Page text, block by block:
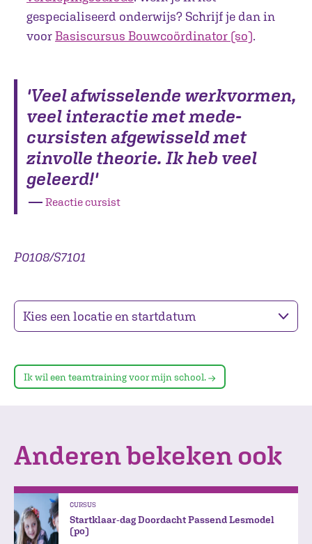
gespecialiseerd onderwijs? Schrijf je dan in
voorBasiscursus Bouwcoördinator (so).
'Veel afwisselende werkvormen,
veel interactie met mede-
cursisten afgewisseld met
zinvolle theorie. Ik heb veel
geleerd!'
― Reactie cursist
P0108/S7101
Ik wil een teamtraining voor mijn school.
Anderen bekeken ook
CURSUS
Startklaar-dag Doordacht Passend Lesmodel
(po)